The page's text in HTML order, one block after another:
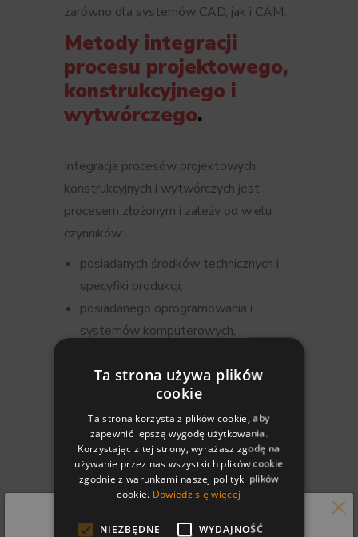
zarówno dla systemów CAD, jak i CAM.
Metody integracji
procesu projektowego,
konstrukcyjnego i
wytwórczego.
Integracja procesów projektowych,
konstrukcyjnych i wytwórczych jest
procesem złożonym i zależy od wielu
czynników:
posiadanych środków technicznych i
specyfiki produkcji,
posiadanego oprogramowania i
systemów komputerowych,
projektowania, wytwarzania i obsługi
systemów CAD i CAM.
Przy wyborze metod integracji należy
uwzględniać następujące kryteria:
maksymalne wykorzystanie informacji
konstrukcyjnej w procesie
przygotowania wytwarzania,
Ta strona używa plików
cookie
Ta strona korzysta z plików cookie, aby
zapewnić lepszą wygodę użytkowania.
Korzystając z tej strony, wyrażasz zgodę na
używanie przez nas wszystkich plików cookie
zgodnie z warunkami naszej polityki plików
cookie. Dowiedz się więcej
NIEZBĘDNE WYDAJNOŚĆ